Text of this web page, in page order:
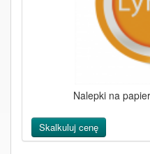
Nalepki na
Skalkuluj cenę